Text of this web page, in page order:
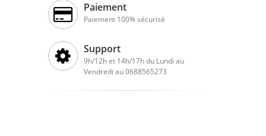
Paiement
Paiement 100% sécurisé
Support
9h/12h et 14h/17h du Lundi au
Vendredi au 0688565273